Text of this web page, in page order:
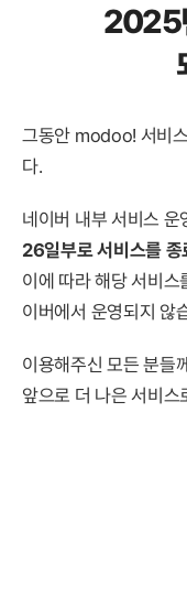
2025
그동안 modoo! 서비
다.
네이버 내부 서비스
26일부로 서비스를 종
이에 따라 해당 서비스
이버에서 운영되지 않
이용해주신 모든 분들
앞으로 더 나은 서비